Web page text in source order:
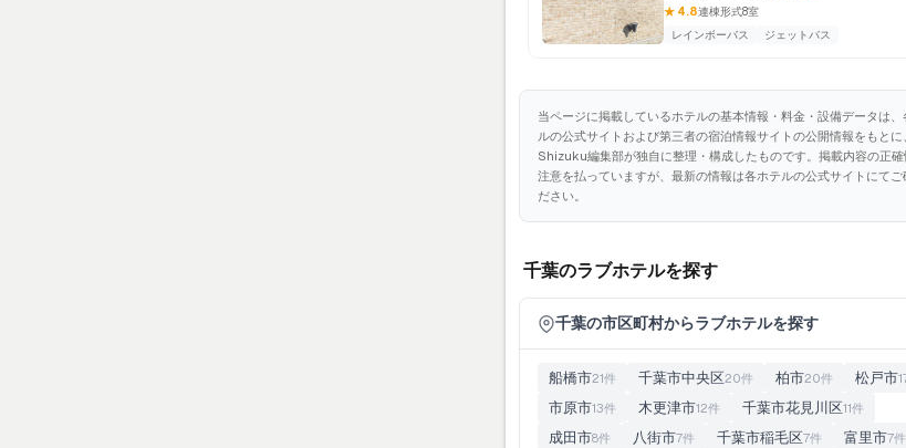
★ 4.8連棟形式8室
レインボーバス
ジェットバス
当ページに掲載しているホテルの基本情報・料金・設備データは、
ルの公式サイトおよび第三者の宿泊情報サイトの公開情報をもとに、
Shizuku編集部が独自に整理・構成したものです。掲載内容の正確
注意を払っていますが、最新の情報は各ホテルの公式サイトにてご
ださい。
千葉のラブホテルを探す
千葉の市区町村からラブホテルを探す
船橋市21件 千葉市中央区20件 柏市20件 松戸市
市原市13件 木更津市12件 千葉市花見川区11件
成田市8件 八街市7件 千葉市稲毛区7件 富里市7件